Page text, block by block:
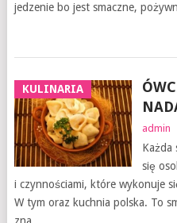
jedzenie bo jest smaczne,
KULINARIA
admin
Każda
się
i czynnościami, które wykonuje
W tym oraz kuchnia polska. To